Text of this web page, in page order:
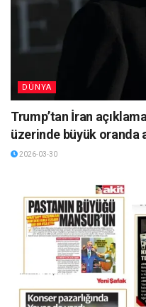
DÜNYA
Trump’tan İran
üzerinde büyük oranda
2026-03-30